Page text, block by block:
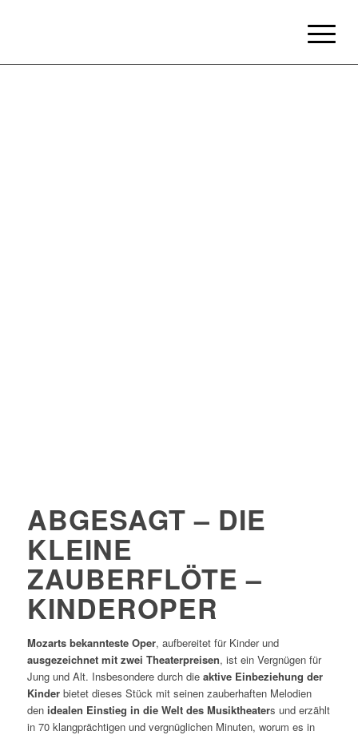
ABGESAGT – DIE
KLEINE
ZAUBERFLÖTE –
KINDEROPER
Mozarts bekannteste Oper, aufbereitet für Kinder und
ausgezeichnet mit zwei Theaterpreisen, ist ein Vergnügen für
Jung und Alt. Insbesondere durch die aktive Einbeziehung der
Kinderbietet dieses Stück mit seinen zauberhaften Melodien
den idealen Einstieg in die Welt des Musiktheaters und erzählt
in 70 klangprächtigen und vergnüglichen Minuten, worum es in